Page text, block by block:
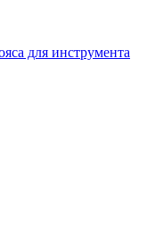
для инструмента